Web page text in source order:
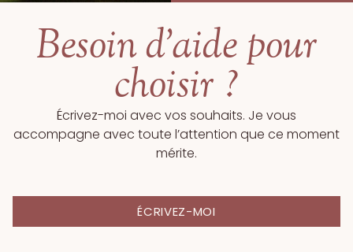
Besoin d'aide pour
choisir ?
Écrivez-moi avec vos souhaits. Je vous
accompagne avec toute l’attention que ce moment
mérite.
ÉCRIVEZ-MOI